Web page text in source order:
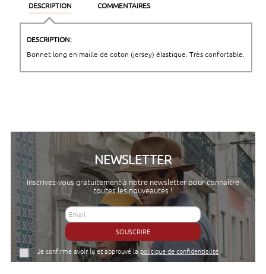
DESCRIPTION COMMENTAIRES
DESCRIPTION:
Bonnet long en maille de coton (jersey) élastique. Très confortable.
NEWSLETTER
Inscrivez-vous gratuitement à notre newsletter pour connaître
toutes les nouveautés !
SOUSCRIRE
Je confirme avoir lu et approuvé lapolitique de confidentialité